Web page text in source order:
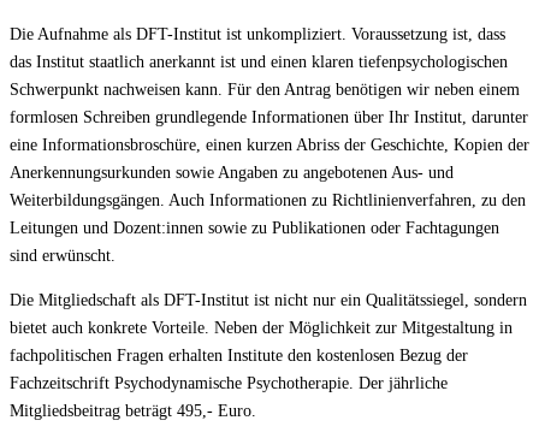
Die Aufnahme als DFT-Institut ist unkompliziert. Voraussetzung ist, dass
das Institut staatlich anerkannt ist und einen klaren tiefenpsychologischen
Schwerpunkt nachweisen kann. Für den Antrag benötigen wir neben einem
formlosen Schreiben grundlegende Informationen über Ihr Institut, darunter
eine Informationsbroschüre, einen kurzen Abriss der Geschichte, Kopien der
Anerkennungsurkunden sowie Angaben zu angebotenen Aus- und
Weiterbildungsgängen. Auch Informationen zu Richtlinienverfahren, zu den
Leitungen und Dozent:innen sowie zu Publikationen oder Fachtagungen
sind erwünscht.
Die Mitgliedschaft als DFT-Institut ist nicht nur ein Qualitätssiegel, sondern
bietet auch konkrete Vorteile. Neben der Möglichkeit zur Mitgestaltung in
fachpolitischen Fragen erhalten Institute den kostenlosen Bezug der
Fachzeitschrift Psychodynamische Psychotherapie. Der jährliche
Mitgliedsbeitrag beträgt 495,- Euro.